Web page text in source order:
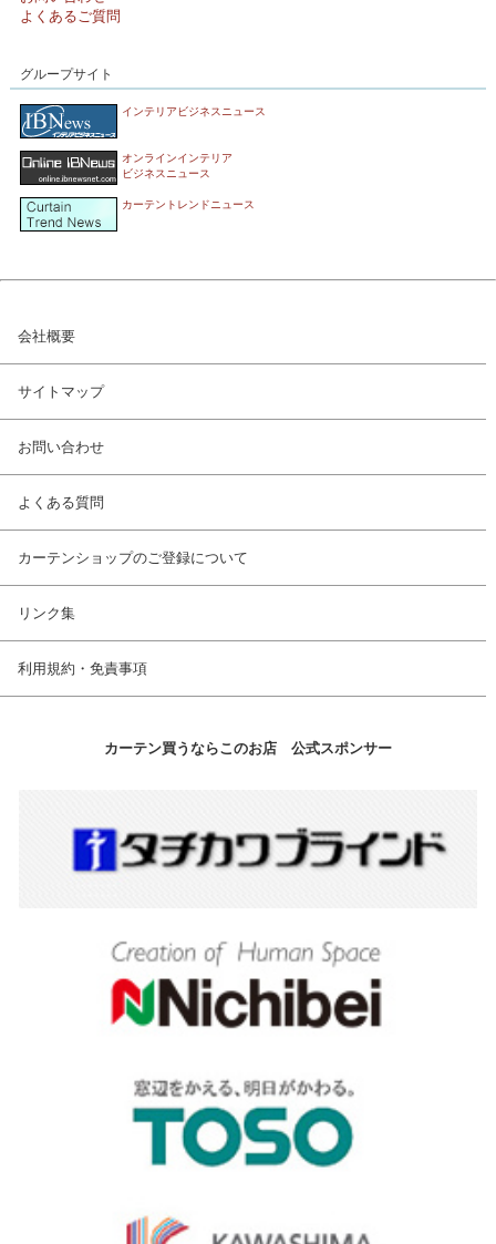
よくあるご質問
グループサイト
インテリアビジネスニュース
オンラインインテリア
ビジネスニュース
カーテントレンドニュース
会社概要
サイトマップ
お問い合わせ
よくある質問
カーテンショップのご登録について
リンク集
利用規約・免責事項
カーテン買うならこのお店 公式スポンサー